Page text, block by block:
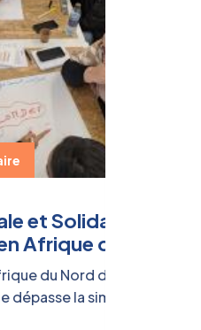
et Solidaire :
Afrique du
du Nord de
dépasse la simple